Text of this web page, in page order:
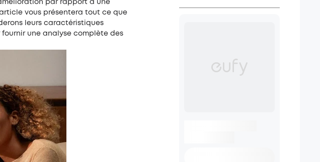
par rapport à une
vous présentera tout ce que
leurs caractéristiques
une analyse complète des